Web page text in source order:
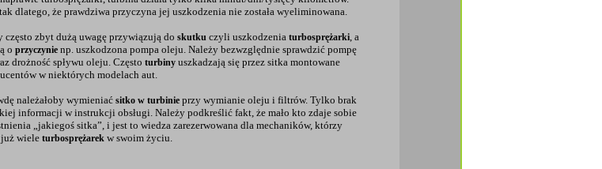
dlatego, że prawdziwa przyczyna jej uszkodzenia nie została wyeliminowana.
często zbyt dużą uwagę przywiązują do skutku czyli uszkodzenia turbosprężarki , a
o przyczynie np. uszkodzona pompa oleju. Należy bezwzględnie sprawdzić pompę
drożność spływu oleju. Często turbiny uszkadzają się przez sitka montowane
w niektórych modelach aut.
należałoby wymieniać sitko w turbinie przy wymianie oleju i filtrów. Tylko brak
informacji w instrukcji obsługi. Należy podkreślić fakt, że mało kto zdaje sobie
„jakiegoś sitka”, i jest to wiedza zarezerwowana dla mechaników, którzy
wiele turbosprężarek w swoim życiu.